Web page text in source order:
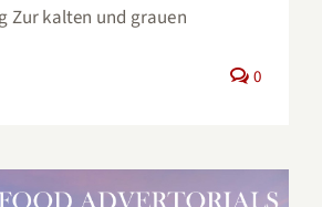
Zur kalten und grauen
0